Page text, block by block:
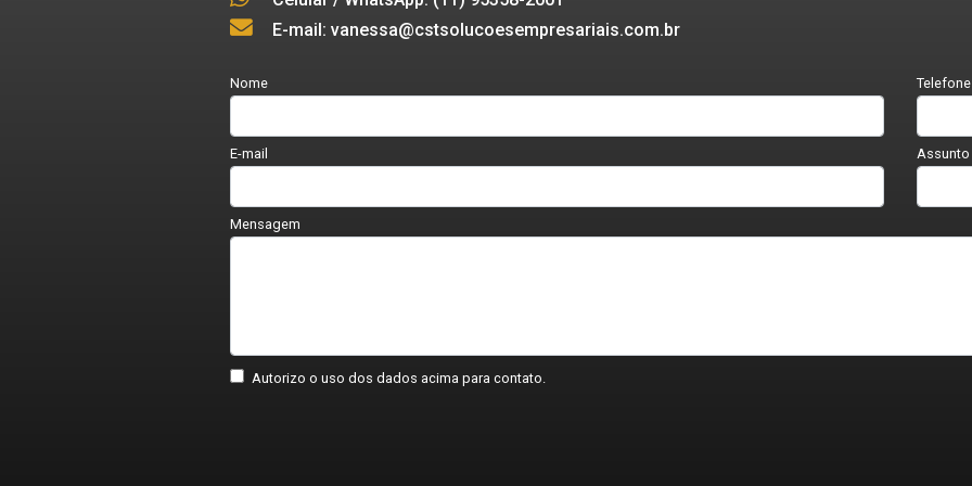
E-mail: vanessa@cstsolucoesempresariais.com.br
Nome Telefone
E-mail Assunto
Mensagem
Autorizo o uso dos dados acima para contato.